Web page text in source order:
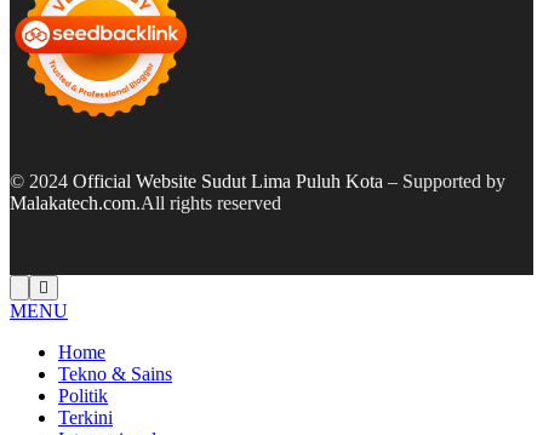
© 2024 Official Website Sudut Lima Puluh Kota – Supported by
Malakatech.com.All rights reserved
MENU
Home
Tekno & Sains
Politik
Terkini